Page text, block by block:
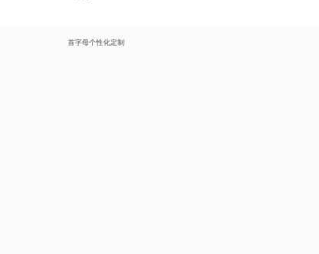
首字母个性化定制